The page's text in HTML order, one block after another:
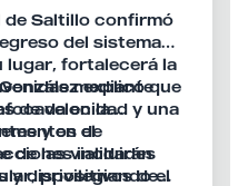
de Saltillo confirmó
del sistema
lugar, fortalecerá la
mediante
de velocidad y una
de
explicó que
en la
y en el
de las vialidades
privilegiando el
incluirán
y dispositivos de